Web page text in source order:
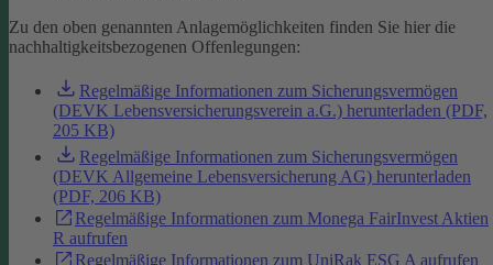
Zu den oben genannten Anlagemöglichkeiten finden Sie hier die
nachhaltigkeitsbezogenen Offenlegungen:
Regelmäßige Informationen zum Sicherungsvermögen
(DEVK Lebensversicherungsverein a.G.) herunterladen (PDF,
205 KB)
Regelmäßige Informationen zum Sicherungsvermögen
(DEVK Allgemeine Lebensversicherung AG) herunterladen
(PDF, 206 KB)
Regelmäßige Informationen zum Monega FairInvest Aktien
R aufrufen
Regelmäßige Informationen zum UniRak ESG A aufrufen